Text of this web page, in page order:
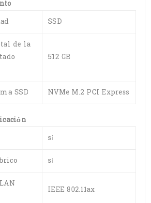
SSD
de la
512 GB
SSD NVMe M.2 PCI Express
sí
sí
IEEE 802.11ax